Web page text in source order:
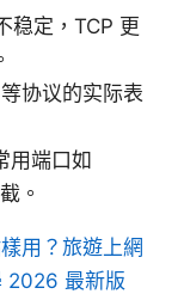
稳定，TCP 更
协议的实际表
用端口如
。
用？旅遊上網
2026 最新版